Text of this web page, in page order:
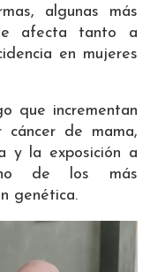
algunas más
afecta tanto a
en mujeres
que incrementan
cáncer de mama,
y la exposición a
de los más
genética.